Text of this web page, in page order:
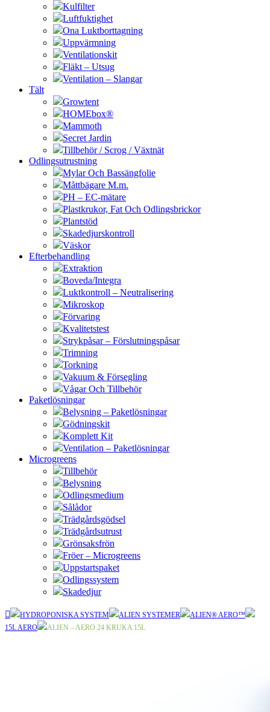
Kulfilter
Luftfuktighet
Ona Luktborttagning
Uppvärmning
Ventilationskit
Fläkt – Utsug
Ventilation – Slangar
Tält
Growtent
HOMEbox®
Mammoth
Secret Jardin
Tillbehör / Scrog / Växtnät
Odlingsutrustning
Mylar Och Bassängfolie
Måttbägare M.m.
PH – EC-mätare
Plastkrukor, Fat Och Odlingsbrickor
Plantstöd
Skadedjurskontroll
Väskor
Efterbehandling
Extraktion
Boveda/Integra
Luktkontroll – Neutralisering
Mikroskop
Förvaring
Kvalitetstest
Strykpåsar – Förslutningspåsar
Trimning
Torkning
Vakuum & Försegling
Vågar Och Tillbehör
Paketlösningar
Belysning – Paketlösningar
Gödningskit
Komplett Kit
Ventilation – Paketlösningar
Microgreens
Tillbehör
Belysning
Odlingsmedium
Sålådor
Trädgårdsgödsel
Trädgårdsutrust
Grönsaksfrön
Fröer – Microgreens
Uppstartspaket
Odlingssystem
Skadedjur
HYDROPONISKA SYSTEM ALIEN SYSTEMER
ALIEN® AERO™
15L AERO
ALIEN – AERO 24 KRUKA 15L